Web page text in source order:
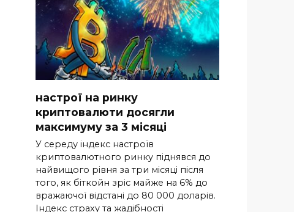
настрої на ринку
криптовалюти досягли
максимуму за 3 місяці
У середу індекс настроїв
криптовалютного ринку піднявся до
найвищого рівня за три місяці після
того, як біткойн зріс майже на 6% до
вражаючої відстані до 80 000 доларів.
Індекс страху та жадібності